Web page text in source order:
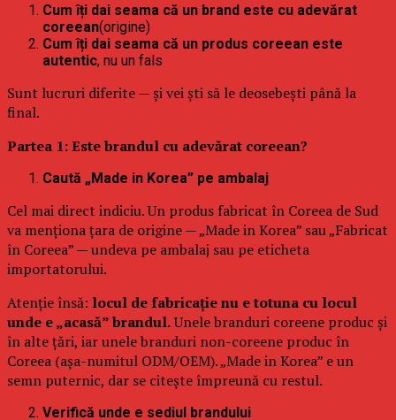
Cum îți dai seama că un brand este cu adevărat
coreean(origine)
Cum îți dai seama că un produs coreean este
autentic, nu un fals
Sunt lucruri diferite — și vei ști să le deosebești până la
final.
Partea 1: Este brandul cu adevărat coreean?
Caută „Made in Korea” pe ambalaj
Cel mai direct indiciu. Un produs fabricat în Coreea de Sud
va menționa țara de origine — „Made in Korea” sau „Fabricat
în Coreea” — undeva pe ambalaj sau pe eticheta
importatorului.
Atenție însă: locul de fabricație nu e totuna cu locul
unde e „acasă” brandul.Unele branduri coreene produc și
în alte țări, iar unele branduri non-coreene produc în
Coreea (așa-numitul ODM/OEM). „Made in Korea” e un
semn puternic, dar se citește împreună cu restul.
Verifică unde e sediul brandului